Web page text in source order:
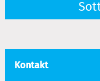
Kontakt